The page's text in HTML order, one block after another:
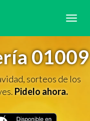
01009
sorteos de los
Pidelo ahora.